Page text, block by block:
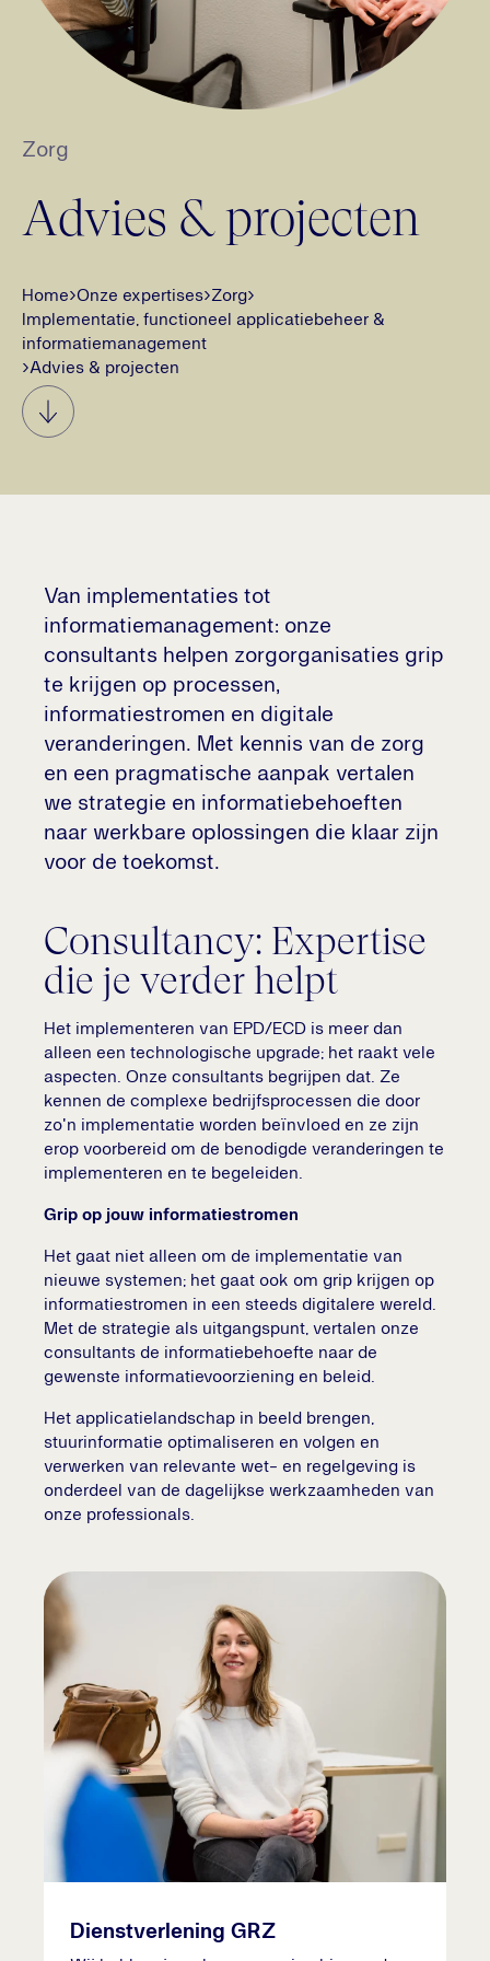
Zorg
Advies & projecten
Home›Onze expertises›Zorg›
Implementatie, functioneel applicatiebeheer &
informatiemanagement
›Advies & projecten
Van implementaties tot
informatiemanagement: onze
consultants helpen zorgorganisaties grip
te krijgen op processen,
informatiestromen en digitale
veranderingen. Met kennis van de zorg
en een pragmatische aanpak vertalen
we strategie en informatiebehoeften
naar werkbare oplossingen die klaar zijn
voor de toekomst.
Consultancy: Expertise
die je verder helpt
Het implementeren van EPD/ECD is meer dan
alleen een technologische upgrade; het raakt vele
aspecten. Onze consultants begrijpen dat. Ze
kennen de complexe bedrijfsprocessen die door
zo'n implementatie worden beïnvloed en ze zijn
erop voorbereid om de benodigde veranderingen te
implementeren en te begeleiden.
Grip op jouw informatiestromen
Het gaat niet alleen om de implementatie van
nieuwe systemen; het gaat ook om grip krijgen op
informatiestromen in een steeds digitalere wereld.
Met de strategie als uitgangspunt, vertalen onze
consultants de informatiebehoefte naar de
gewenste informatievoorziening en beleid.
Het applicatielandschap in beeld brengen,
stuurinformatie optimaliseren en volgen en
verwerken van relevante wet- en regelgeving is
onderdeel van de dagelijkse werkzaamheden van
onze professionals.
Dienstverlening GRZ